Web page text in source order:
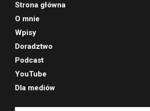
Strona główna
O mnie
Wpisy
Doradztwo
Podcast
YouTube
Dla mediów